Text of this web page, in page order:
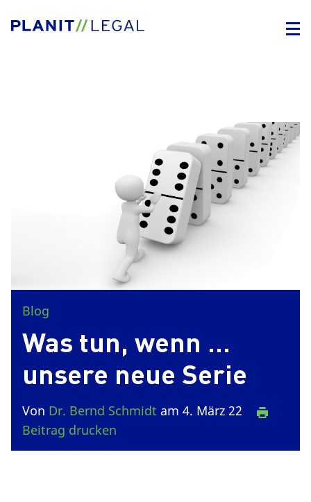
Blog
Was tun, wenn …
unsere neue Serie
Von Dr. Bernd Schmidt am 4. März 22
Beitrag drucken